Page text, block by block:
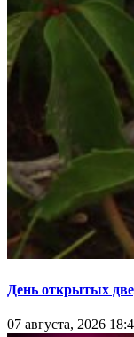
День открытых
07 августа, 2026